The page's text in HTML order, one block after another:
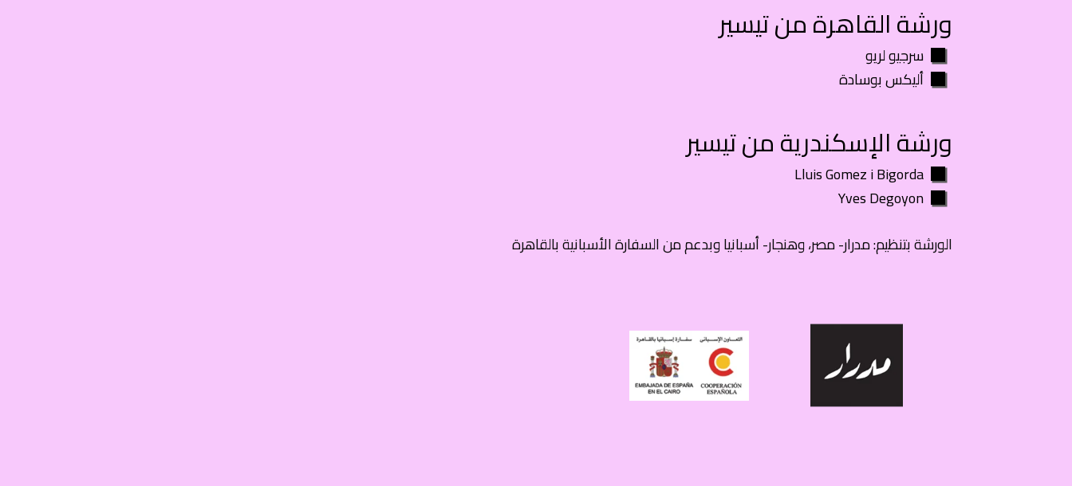
ورشة القاهرة من تيسير
سرجيو لريو
أليكس بوسادة
ورشة الإسكندرية من تيسير
Lluis Gomez i Bigorda
Yves Degoyon
الورشة بتنظيم: مدرار- مصر، وهنجار- أسبانيا وبدعم من السفارة الأسبانية بالقاهرة